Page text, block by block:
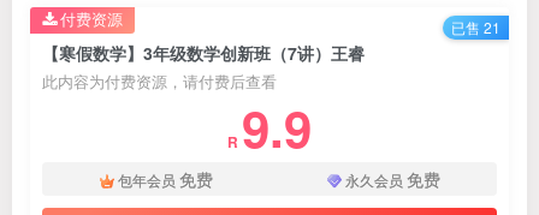
【寒假数学】3年级数学创新班（7讲）王睿
此内容为付费资源，请付费后查看
R 9.9
包年会员 免费 永久会员 免费
付费资源 已售 21